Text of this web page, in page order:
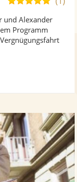
Fotos
5
Sternen
und Alexander
Programm
Vergnügungsfahrt